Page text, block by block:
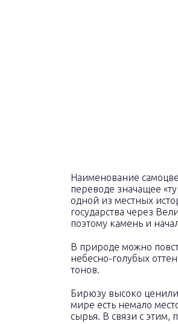
Наименование
переводе значащее
одной из местных
государства через
поэтому камень и
В природе можно
небесно-голубых
тонов.
Бирюзу высоко
мире есть немало
сырья. В связи с этим,